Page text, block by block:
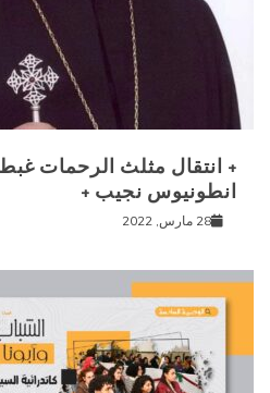
+ انتقال مثلث الرحمات غبطة
انطونيوس نجيب +
28 مارس, 2022